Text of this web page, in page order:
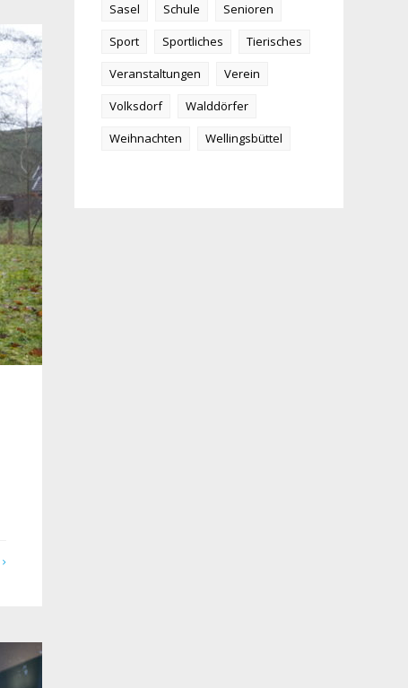
Sasel
Schule
Senioren
Sport
Sportliches
Tierisches
Veranstaltungen
Verein
Volksdorf
Walddörfer
Weihnachten
Wellingsbüttel